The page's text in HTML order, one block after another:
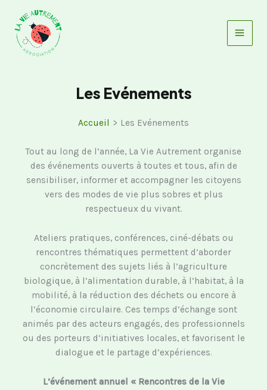
contenu
Les Evénements
Accueil Les Evénements
Tout au long de l’année, La Vie Autrement organise
des événements ouverts à toutes et tous, afin de
sensibiliser, informer et accompagner les citoyens
vers des modes de vie plus sobres et plus
respectueux du vivant.
Ateliers pratiques, conférences, ciné-débats ou
rencontres thématiques permettent d’aborder
concrètement des sujets liés à l’agriculture
biologique, à l’alimentation durable, à l’habitat, à la
mobilité, à la réduction des déchets ou encore à
l’économie circulaire. Ces temps d’échange sont
animés par des acteurs engagés, des professionnels
ou des porteurs d’initiatives locales, et favorisent le
dialogue et le partage d’expériences.
L’événement annuel « Rencontres de la Vie